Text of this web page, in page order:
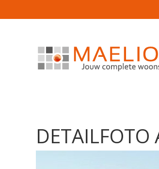
DETAILFOTO